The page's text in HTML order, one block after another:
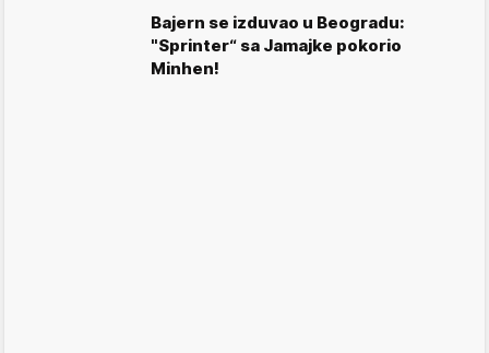
Bajern se izduvao u Beogradu:
"Sprinter“ sa Jamajke pokorio
Minhen!